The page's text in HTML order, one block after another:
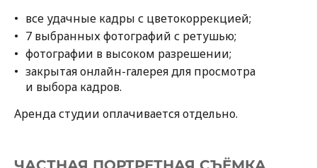
все удачные кадры с цветокоррекцией;
7 выбранных фотографий с ретушью;
фотографии в высоком разрешении;
закрытая онлайн-галерея для просмотра
и выбора кадров.
Аренда студии оплачивается отдельно.